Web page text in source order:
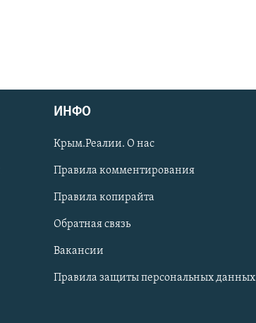
ИНФО
Крым.Реалии. О нас
Правила комментирования
Правила копирайта
Обратная связь
Вакансии
Правила защиты персональных данных